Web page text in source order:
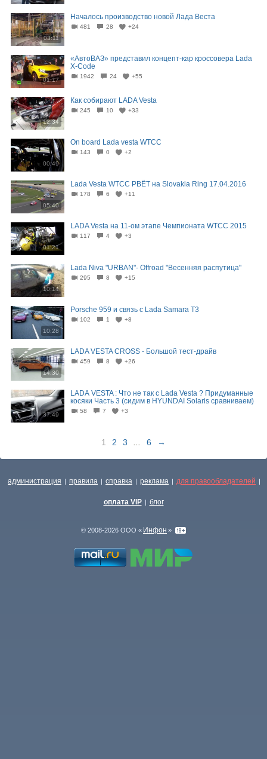
03:11
Началось производство новой Лада Веста
481 28 +24
01:17
«АвтоВАЗ» представил концепт-кар кроссовера Lada
X-Code
1942 24 +55
12:34
Как собирают LADA Vesta
245 10 +33
00:49
On board Lada vesta WTCC
143 0 +2
05:40
Lada Vesta WTCC РВЁТ на Slovakia Ring 17.04.2016
178 6 +11
01:21
LADA Vesta на 11-ом этапе Чемпионата WTCC 2015
117 4 +3
10:14
Lada Niva "URBAN"- Offroad "Весенняя распутица"
295 8 +15
10:28
Porsche 959 и связь с Lada Samara T3
102 1 +8
14:30
LADA VESTA CROSS - Большой тест-драйв
459 8 +26
37:49
LADА VESTA : Что не так с Lada Vestа ? Придуманные
косяки Часть 3 (сидим в HYUNDAI Solaris сравниваем)
58 7 +3
1 2 3 6 →
администрация | правила | справка | реклама | для правообладателей |
оплата VIP | блог
© 2008-2026 ООО « Инфон »